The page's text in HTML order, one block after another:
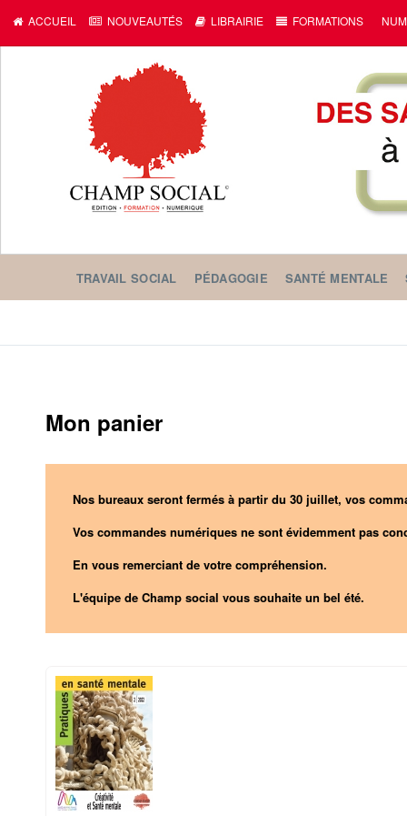
ACCUEIL NOUVEAUTÉS LIBRAIRIE FORMATIONS
TRAVAIL SOCIAL PÉDAGOGIE SANTÉ MENTALE
Mon panier
Nos bureaux seront fermés à partir du 30 juillet, vos
Vos commandes numériques ne sont évidemment pas
En vous remerciant de votre compréhension.
L'équipe de Champ social vous souhaite un bel été.